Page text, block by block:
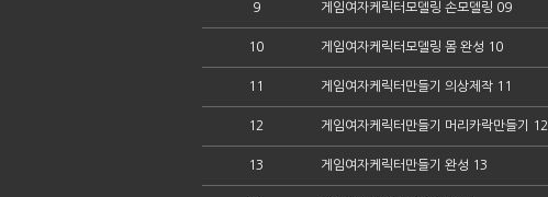
9 게임여자케릭터모델링 손모델링 09
10 게임여자케릭터모델링 몸 완성 10
11 게임여자케릭터만들기 의상제작 11
12 게임여자케릭터만들기 머리카락만들기 12
13 게임여자케릭터만들기 완성 13